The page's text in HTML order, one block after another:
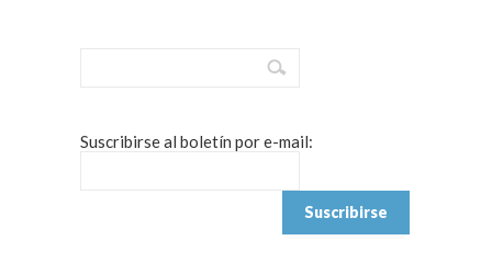
Suscribirse al boletín por e-mail: